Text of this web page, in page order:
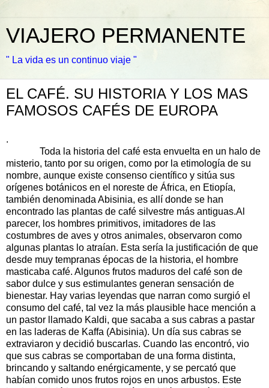
VIAJERO PERMANENTE
" La vida es un continuo viaje "
EL CAFÉ. SU HISTORIA Y LOS MAS
FAMOSOS CAFÉS DE EUROPA
.
Toda la historia del café esta envuelta en un halo de
misterio, tanto por su origen, como por la etimología de su
nombre, aunque existe consenso científico y sitúa sus
orígenes botánicos en el noreste de África, en Etiopía,
también denominada Abisinia, es allí donde se han
encontrado las plantas de café silvestre más antiguas.Al
parecer, los hombres primitivos, imitadores de las
costumbres de aves y otros animales, observaron como
algunas plantas lo atraían. Esta sería la justificación de que
desde muy tempranas épocas de la historia, el hombre
masticaba café. Algunos frutos maduros del café son de
sabor dulce y sus estimulantes generan sensación de
bienestar. Hay varias leyendas que narran como surgió el
consumo del café, tal vez la más plausible hace mención a
un pastor llamado Kaldi, que sacaba a sus cabras a pastar
en las laderas de Kaffa (Abisinia). Un día sus cabras se
extraviaron y decidió buscarlas. Cuando las encontró, vio
que sus cabras se comportaban de una forma distinta,
brincando y saltando enérgicamente, y se percató que
habían comido unos frutos rojos en unos arbustos. Este